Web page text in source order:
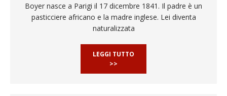
Boyer nasce a Parigi il 17 dicembre 1841. Il padre è un
pasticciere africano e la madre inglese. Lei diventa
naturalizzata
LEGGI TUTTO
>>